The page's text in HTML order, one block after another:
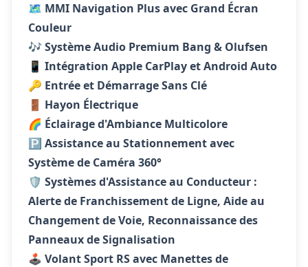
🗺️ MMI Navigation Plus avec Grand Écran
Couleur
🎶 Système Audio Premium Bang & Olufsen
📱 Intégration Apple CarPlay et Android Auto
🔑 Entrée et Démarrage Sans Clé
🚪 Hayon Électrique
🌈 Éclairage d'Ambiance Multicolore
🅿️ Assistance au Stationnement avec
Système de Caméra 360°
🛡️ Systèmes d'Assistance au Conducteur :
Alerte de Franchissement de Ligne, Aide au
Changement de Voie, Reconnaissance des
Panneaux de Signalisation
🕹️ Volant Sport RS avec Manettes de